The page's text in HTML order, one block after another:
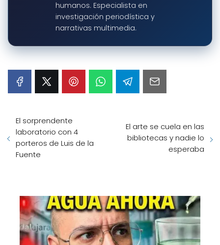
humanos. Especialista en
investigación periodística y
narrativas multimedia.
El sorprendente
laboratorio con 4
porteros de Luis de la
Fuente
El arte se cuela en las
bibliotecas y nadie lo
esperaba